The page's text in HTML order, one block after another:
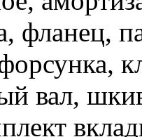
фланец,
вал,